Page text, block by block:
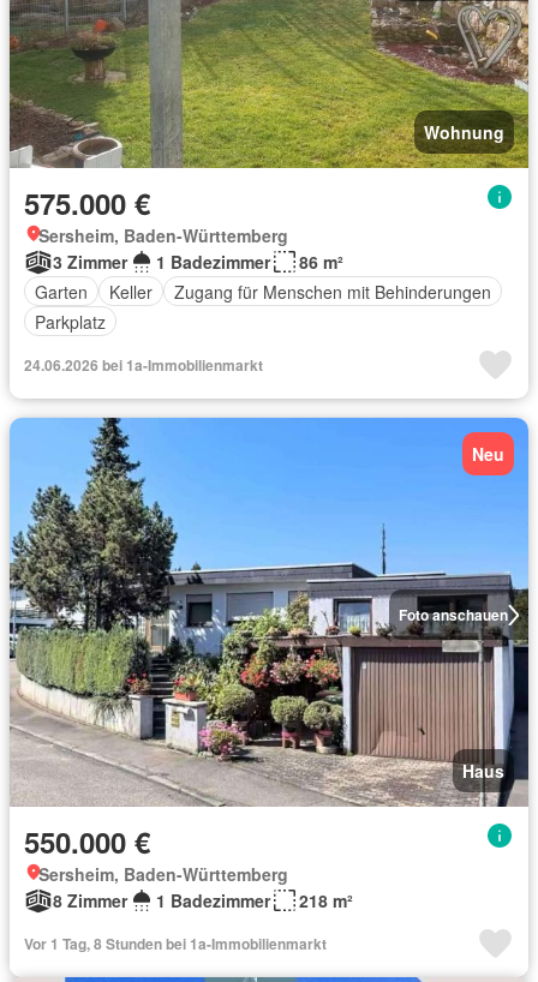
Wohnung
575.000 €
Sersheim, Baden-Württemberg
3 Zimmer
1 Badezimmer
86 m²
Garten
Keller
Zugang für Menschen mit Behinderungen
Parkplatz
24.06.2026 bei 1a-Immobilienmarkt
Foto anschauen
Neu
Haus
550.000 €
Sersheim, Baden-Württemberg
8 Zimmer
1 Badezimmer 218 m²
Vor 1 Tag, 8 Stunden bei 1a-Immobilienmarkt